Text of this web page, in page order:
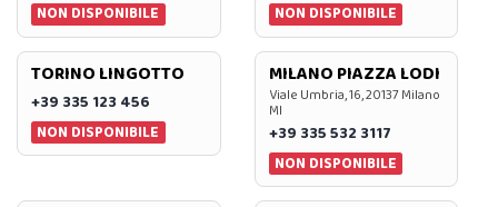
NON DISPONIBILE
NON DISPONIBILE
TORINO LINGOTTO
+39 335 123 456
NON DISPONIBILE
MILANO PIAZZA LODI
Viale Umbria, 16, 20137 Milano
MI
+39 335 532 3117
NON DISPONIBILE